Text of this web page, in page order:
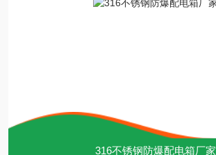
316不锈钢防爆配电箱厂家